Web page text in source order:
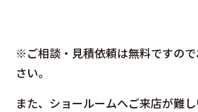
※ご相談・見積依頼は無料ですの
さい。
また、ショールームへご来店が難し